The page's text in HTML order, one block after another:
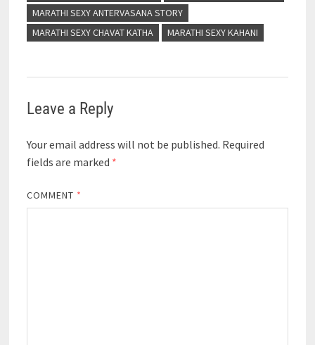
MARATHI SEXY ANTERVASANA STORY
MARATHI SEXY CHAVAT KATHA
MARATHI SEXY KAHANI
Leave a Reply
Your email address will not be published. Required
fields are marked *
COMMENT *